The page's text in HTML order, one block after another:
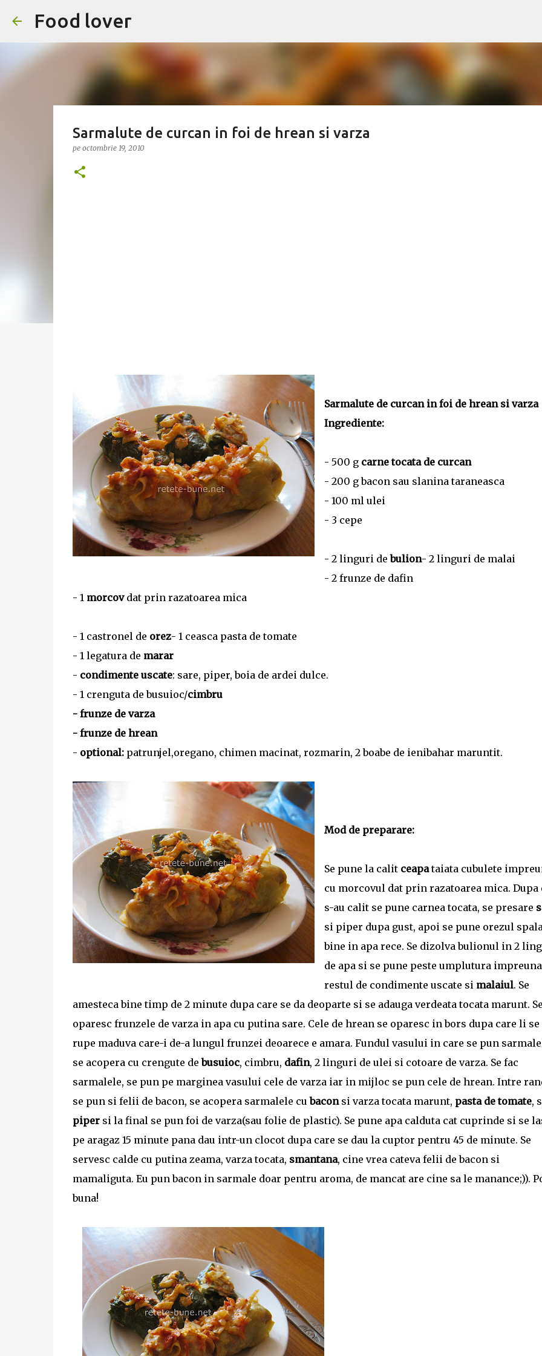
Food lover
Sarmalute de curcan in foi de hrean si varza
pe octombrie 19, 2010
Sarmalute de curcan in foi de hrean si varza
Ingrediente:
- 500 g carne tocata de curcan
- 200 g bacon sau slanina taraneasca
- 100 ml ulei
- 3 cepe
- 2 linguri debulion- 2 linguri de malai
- 2 frunze de dafin
- 1 morcov dat prin razatoarea mica
- 1 castronel de orez- 1 ceasca pasta de tomate
- 1 legatura de marar
- condimente uscate: sare, piper, boia de ardei dulce.
- 1 crenguta de busuioc/cimbru
- frunze de varza
- frunze de hrean
- optional:patrunjel,oregano, chimen macinat, rozmarin, 2 boabe de ienibahar maruntit.
Mod de preparare:
Se pune la calit ceapataiata cubulete
cu morcovul dat prin razatoarea mica. Dupa
s-au calit se pune carnea tocata, se presare
si piper dupa gust, apoi se pune orezul
bine in apa rece. Se dizolva bulionul in 2
de apa si se pune peste umplutura
restul de condimente uscate si malaiul. Se
amesteca bine timp de 2 minute dupa care se da deoparte si se adauga verdeata tocata marunt. Se
oparesc frunzele de varza in apa cu putina sare. Cele de hrean se oparesc in bors dupa care li se
rupe maduva care-i de-a lungul frunzei deoarece e amara. Fundul vasului in care se pun
se acopera cu crengute debusuioc, cimbru, dafin, 2 linguri de ulei si cotoare de varza. Se fac
sarmalele, se pun pe marginea vasului cele de varza iar in mijloc se pun cele de hrean. Intre
se pun si felii de bacon, se acopera sarmalele cubaconsi varza tocata marunt, pasta de tomate,
pipersi la final se pun foi de varza(sau folie de plastic). Se pune apa calduta cat cuprinde si se
pe aragaz 15 minute pana dau intr-un clocot dupa care se dau la cuptor pentru 45 de minute. Se
servesc calde cu putina zeama, varza tocata, smantana, cine vrea cateva felii de bacon si
mamaliguta. Eu pun bacon in sarmale doar pentru aroma, de mancat are cine sa le manance;)).
buna!